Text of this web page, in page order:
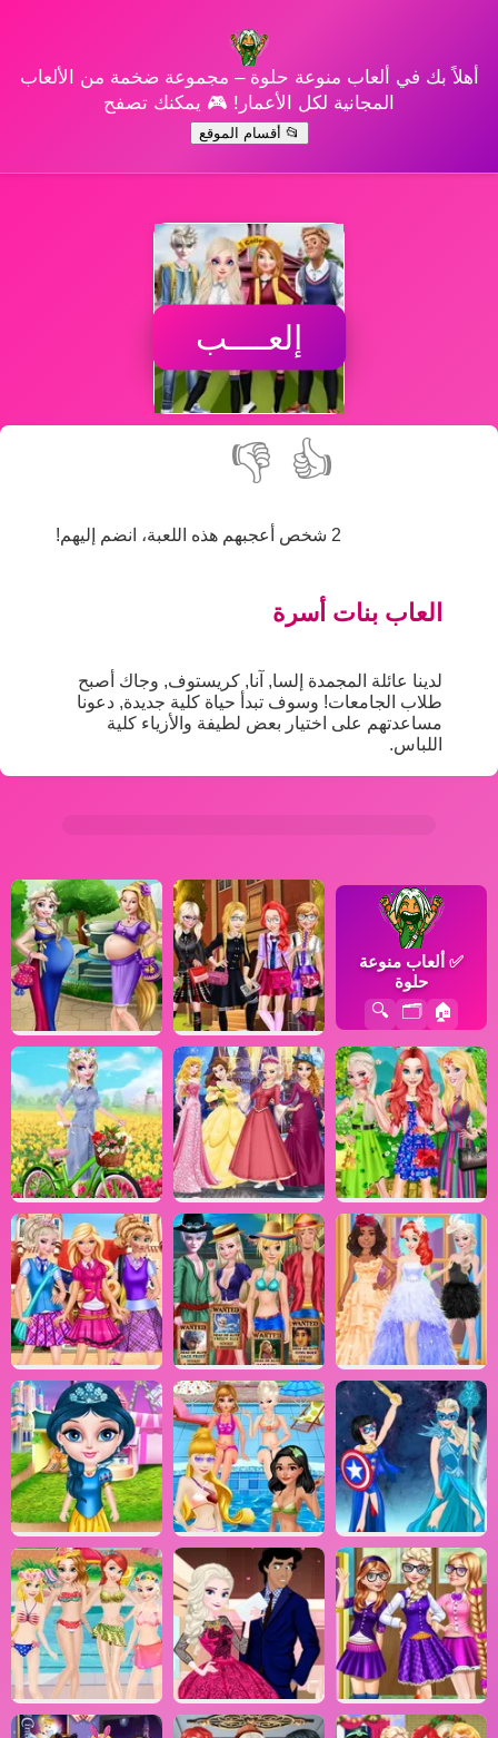
أهلاً بك في ألعاب منوعة حلوة – مجموعة ضخمة من الألعاب
المجانية لكل الأعمار! 🎮 يمكنك تصفح
📂 أقسام الموقع
إلعــــب
👍
👎
2 شخص أعجبهم هذه اللعبة، انضم إليهم!
العاب بنات أسرة
لدينا عائلة المجمدة إلسا, آنا, كريستوف, وجاك أصبح
طلاب الجامعات! وسوف تبدأ حياة كلية جديدة, دعونا
مساعدتهم على اختيار بعض لطيفة والأزياء كلية
اللباس.
✅ ألعاب منوعة
حلوة
🏠
🗂️
🔍